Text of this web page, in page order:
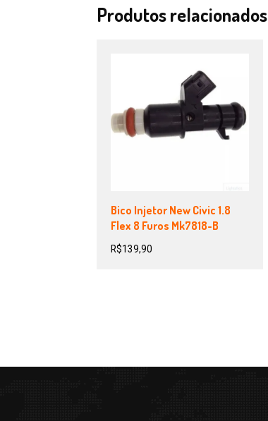
Produtos relacionados
Bico Injetor New Civic 1.8
Flex 8 Furos Mk7818-B
R$139,90